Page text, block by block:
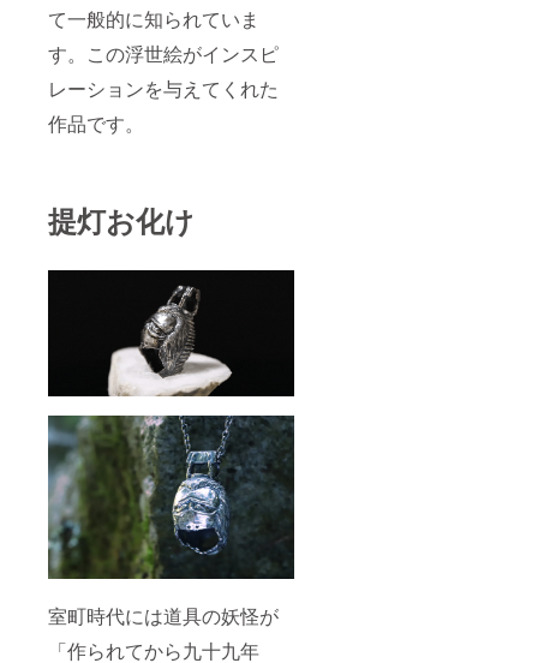
て一般的に知られていま
す。この浮世絵がインスピ
レーションを与えてくれた
作品です。
提灯お化け
室町時代には道具の妖怪が
「作られてから九十九年